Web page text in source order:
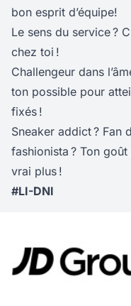
bon esprit d’équipe!
Le sens du service ?
chez toi !
Challengeur dans
ton possible pour
fixés !
Sneaker addict ? Fan
fashionista ? Ton
vrai plus !
#LI-DNI